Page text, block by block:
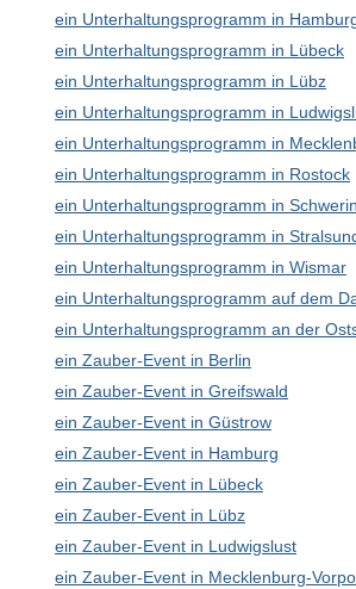
ein Unterhaltungsprogramm in
ein Unterhaltungsprogramm in Lübeck
ein Unterhaltungsprogramm in Lübz
ein Unterhaltungsprogramm in
ein Unterhaltungsprogramm in
ein Unterhaltungsprogramm in Rostock
ein Unterhaltungsprogramm in
ein Unterhaltungsprogramm in
ein Unterhaltungsprogramm in Wismar
ein Unterhaltungsprogramm auf dem
ein Unterhaltungsprogramm an der
ein Zauber-Event in Berlin
ein Zauber-Event in Greifswald
ein Zauber-Event in Güstrow
ein Zauber-Event in Hamburg
ein Zauber-Event in Lübeck
ein Zauber-Event in Lübz
ein Zauber-Event in Ludwigslust
ein Zauber-Event in Mecklenburg-